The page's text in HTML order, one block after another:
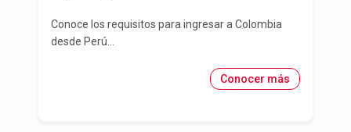
Conoce los requisitos para ingresar a Colombia
desde Perú...
Conocer más